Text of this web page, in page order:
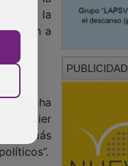
la
sean a
y ha
más
PUBLICIDAD